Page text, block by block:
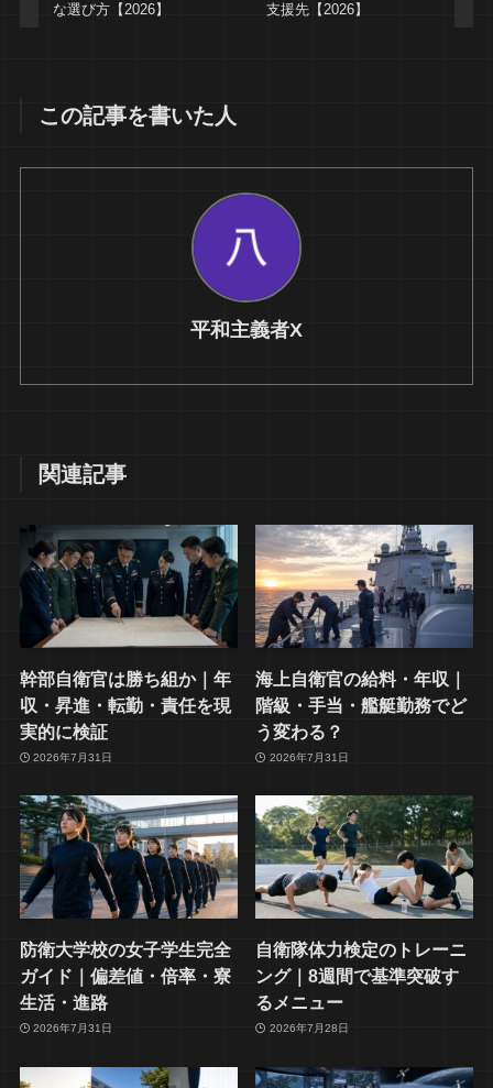
な選び方【2026】
支援先【2026】
この記事を書いた人
平和主義者X
関連記事
幹部自衛官は勝ち組か｜年
収・昇進・転勤・責任を現
実的に検証
2026年7月31日
海上自衛官の給料・年収｜
階級・手当・艦艇勤務でど
う変わる？
2026年7月31日
防衛大学校の女子学生完全
ガイド｜偏差値・倍率・寮
生活・進路
2026年7月31日
自衛隊体力検定のトレーニ
ング｜8週間で基準突破す
るメニュー
2026年7月28日